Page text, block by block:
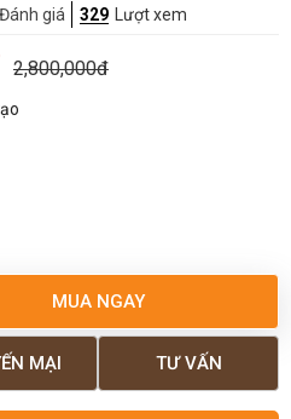
Đánh giá 329 Lượt xem
2,800,000đ
MUA NGAY
TƯ VẤN
MẠI